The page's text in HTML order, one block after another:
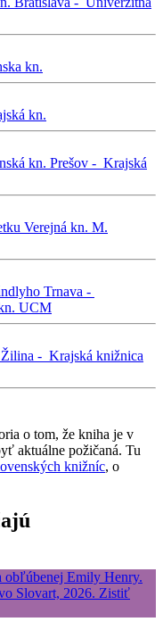
kn.
kn.
kn. Prešov - Krajská
Verejná kn. M.
Trnava -
UCM
Žilina - Krajská knižnica
o tom, že kniha je v
aktuálne požičaná. Tu
knižníc, o